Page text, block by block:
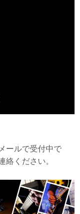
ールで受付中で
絡ください。